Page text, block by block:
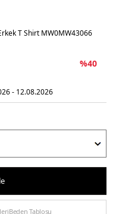
T Shirt MW0MW43066
%40
- 12.08.2026
Beden Tablosu